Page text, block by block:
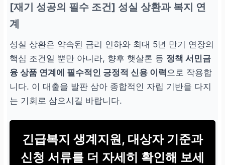
[재기 성공의 필수 조건] 성실 상환과 복지 연
계
성실 상환은 약속된 금리 인하와 최대 5년 만기 연장의
핵심 조건일 뿐만 아니라, 향후 햇살론 등 정책 서민금
융 상품 연계에 필수적인 긍정적 신용 이력 으로 작용합
니다. 이 대출을 발판 삼아 종합적인 자립 기반을 다지
는 기회로 삼으시길 바랍니다.
긴급복지 생계지원, 대상자 기준과
신청 서류를 더 자세히 확인해 보세